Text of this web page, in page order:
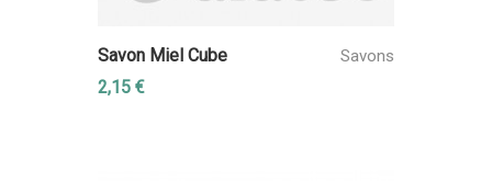
Savon Miel Cube Savons
2,15 €